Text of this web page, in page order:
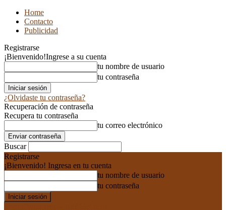
Home
Contacto
Publicidad
Registrarse
¡Bienvenido!Ingrese a su cuenta
tu nombre de usuario
tu contraseña
¿Olvidaste tu contraseña?
Recuperación de contraseña
Recupera tu contraseña
tu correo electrónico
Buscar
Registrarse
¡Bienvenido! Ingresa en tu cuenta
tu nombre de usuario
tu contraseña